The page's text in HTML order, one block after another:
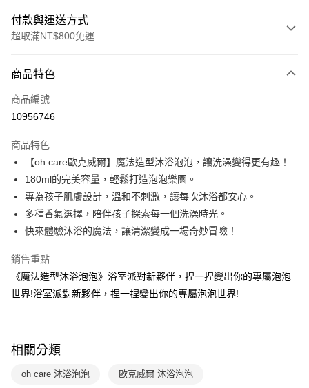
付款與運送方式
超取滿NT$800免運
信用卡一次付款
LINE Pay
大哥付你分期
相關說明
【大哥付你分期使用說明】
1.本服務由台灣大哥大提供，台灣大哥大用戶可立即使用無須另外申請。
2.付款方式選擇「大哥付你分期」，訂單成立後會自動跳轉到大哥付的交易
流程，驗證手機門號後，選擇欲分期的期數、繳款截止日，確認付款後即完
3.實際核准額度、可分期數及費用金額請依後續交易確認頁面所載為準。
4.訂單成立30分鐘內，如未前往確認交易或遇審核未通過，訂單將自動取
消。如遇「轉專審核」未通過狀況，表示未達大哥付你分期系統評分，恕無
法說明評估內容。
帳／街口支付／iPASS MONEY」等通路繳費。
【注意事項】
AFTEE先享後付
相關說明
【關於「AFTEE先享後付」】
便利好安心！
１．簡單：不需註冊會員、不需綁卡、不需儲值。
２．便利：只要手機號碼，簡訊認證，即可結帳。
３．安心：先確認商品／服務後，再付款。
結帳頁面，進行簡訊認證並確認金額後，即可完成結帳。
２．訂單成立數日內，您將收到繳費通知簡訊。
３．收到繳費通知簡訊後14天內，點擊此簡訊中的連結，可透過四大超商／
運送方式
付款後全家取貨
付款後7-11取貨
商品特色
商品編號
10956746
商品特色
【oh care歐克威爾】魔法造型沐浴泡泡，讓洗澡變得更有趣！
180ml的完美容量，輕鬆打造泡泡樂園。
專為孩子肌膚設計，溫和不刺激，讓每次沐浴都安心。
多種香氣選擇，陪伴孩子探索每一個洗澡時光。
快來體驗沐浴的魔法，讓清潔變成一場奇妙冒險！
銷售重點
《魔法造型沐浴泡泡》浴室派對新夥伴，捏一捏變出你的專屬泡泡
世界!浴室派對新夥伴，捏一捏變出你的專屬泡泡世界!
相關分類
oh care 沐浴泡泡 歐克威爾 沐浴泡泡